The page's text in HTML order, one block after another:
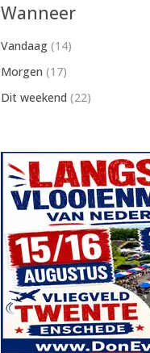
Wanneer
Vandaag (14)
Morgen (17)
Dit weekend (22)